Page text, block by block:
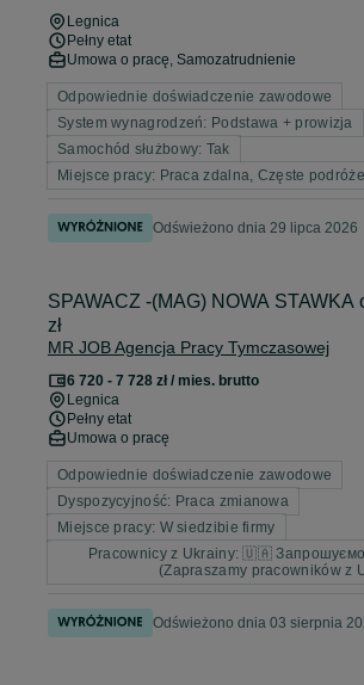
Legnica
Pełny etat
Umowa o pracę, Samozatrudnienie
Odpowiednie doświadczenie zawodowe
System wynagrodzeń: Podstawa + prowizja
Samochód służbowy: Tak
Miejsce pracy: Praca zdalna, Częste
Odświeżono dnia 29 lipca 2026
SPAWACZ -(MAG) NOWA STAWKA od 6720 zł do 7728
zł
MR JOB Agencja Pracy Tymczasowej
6 720 - 7 728 zł / mies. brutto
Legnica
Pełny etat
Umowa o pracę
Odpowiednie doświadczenie zawodowe
Dyspozycyjność: Praca zmianowa
Miejsce pracy: W siedzibie firmy
Pracownicy z Ukrainy: 🇺🇦 Запрошуємо
(Zapraszamy pracowników z
Odświeżono dnia 03 sierpnia